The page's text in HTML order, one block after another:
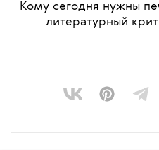
Кому сегодня нужны
литературный